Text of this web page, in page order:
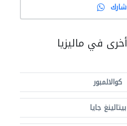
شارك
في ماليزيا
كوالالمبور
بيتالينغ جايا